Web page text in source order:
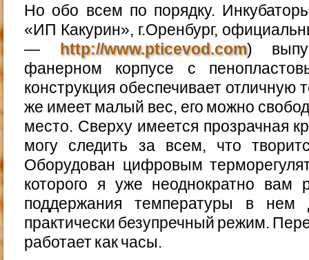
Но обо всем по порядку.
«ИП Какурин», г.Оренбург,
— http://www.pticevod.com)
фанерном корпусе с
конструкция обеспечивает отличную
же имеет малый вес, его можно
место. Сверху имеется прозрачная
могу следить за всем, что
Оборудован цифровым
которого я уже неоднократно вам
поддержания температуры в нем
практически безупречный режим.
работает как часы.